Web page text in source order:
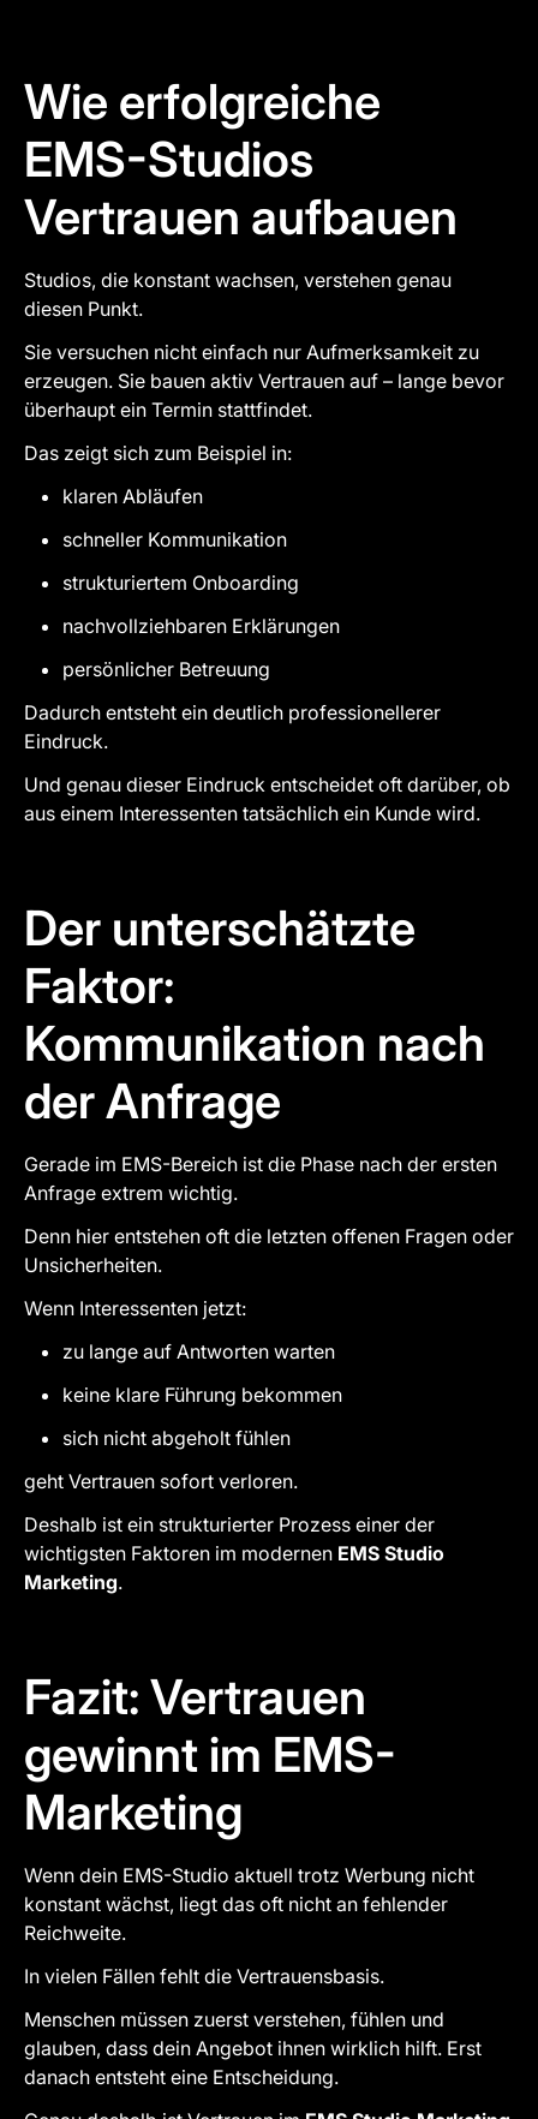
Wie erfolgreiche
EMS-Studios
Vertrauen aufbauen
Studios, die konstant wachsen, verstehen genau
diesen Punkt.
Sie versuchen nicht einfach nur Aufmerksamkeit zu
erzeugen. Sie bauen aktiv Vertrauen auf – lange bevor
überhaupt ein Termin stattfindet.
Das zeigt sich zum Beispiel in:
klaren Abläufen
schneller Kommunikation
strukturiertem Onboarding
nachvollziehbaren Erklärungen
persönlicher Betreuung
Dadurch entsteht ein deutlich professionellerer
Eindruck.
Und genau dieser Eindruck entscheidet oft darüber, ob
aus einem Interessenten tatsächlich ein Kunde wird.
Der unterschätzte
Faktor:
Kommunikation nach
der Anfrage
Gerade im EMS-Bereich ist die Phase nach der ersten
Anfrage extrem wichtig.
Denn hier entstehen oft die letzten offenen Fragen oder
Unsicherheiten.
Wenn Interessenten jetzt:
zu lange auf Antworten warten
keine klare Führung bekommen
sich nicht abgeholt fühlen
geht Vertrauen sofort verloren.
Deshalb ist ein strukturierter Prozess einer der
wichtigsten Faktoren im modernen EMS Studio
Marketing.
Fazit: Vertrauen
gewinnt im EMS-
Marketing
Wenn dein EMS-Studio aktuell trotz Werbung nicht
konstant wächst, liegt das oft nicht an fehlender
Reichweite.
In vielen Fällen fehlt die Vertrauensbasis.
Menschen müssen zuerst verstehen, fühlen und
glauben, dass dein Angebot ihnen wirklich hilft. Erst
danach entsteht eine Entscheidung.